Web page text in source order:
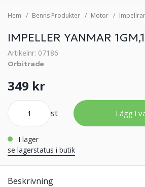
Hem Benns Produkter Motor Impellrar
IMPELLER YANMAR
Artikelnr: 07186
Orbitrade
349 kr
st Lägg i
i lager
se lagerstatus i butik
Beskrivning